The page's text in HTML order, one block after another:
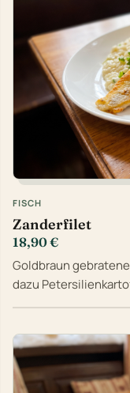
FISCH
Zanderfilet
18,90 €
Goldbraun
dazu